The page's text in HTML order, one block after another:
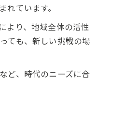
ています。
より、地域全体の活性
ても、新しい挑戦の場
ど、時代のニーズに合